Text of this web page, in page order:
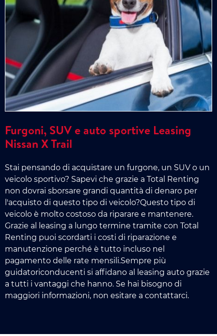
Furgoni, SUV e auto sportive Leasing
Nissan X Trail
Stai pensando di acquistare un furgone, un SUV o un
veicolo sportivo? Sapevi che grazie a Total Renting
non dovrai sborsare grandi quantità di denaro per
l'acquisto di questo tipo di veicolo?Questo tipo di
veicolo è molto costoso da riparare e mantenere.
Grazie al leasing a lungo termine tramite con Total
Renting puoi scordarti i costi di riparazione e
manutenzione perché è tutto incluso nel
pagamento delle rate mensili.Sempre più
guidatoriconducenti si affidano al leasing auto grazie
a tutti i vantaggi che hanno. Se hai bisogno di
maggiori informazioni, non esitare a contattarci.